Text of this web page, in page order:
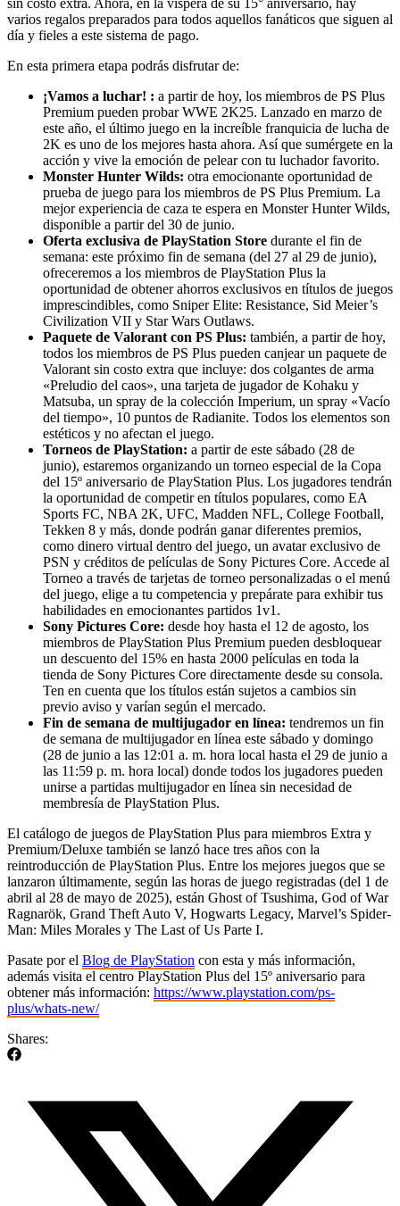
varios regalos preparados para todos aquellos fanáticos que siguen al
día y fieles a este sistema de pago.
En esta primera etapa podrás disfrutar de:
¡Vamos a luchar! : a partir de hoy, los miembros de PS Plus
Premium pueden probar WWE 2K25. Lanzado en marzo de
este año, el último juego en la increíble franquicia de lucha de
2K es uno de los mejores hasta ahora. Así que sumérgete en la
acción y vive la emoción de pelear con tu luchador favorito.
Monster Hunter Wilds: otra emocionante oportunidad de
prueba de juego para los miembros de PS Plus Premium. La
mejor experiencia de caza te espera en Monster Hunter Wilds,
disponible a partir del 30 de junio.
Oferta exclusiva de PlayStation Store durante el fin de
semana: este próximo fin de semana (del 27 al 29 de junio),
ofreceremos a los miembros de PlayStation Plus la
oportunidad de obtener ahorros exclusivos en títulos de juegos
imprescindibles, como Sniper Elite: Resistance, Sid Meier’s
Civilization VII y Star Wars Outlaws.
Paquete de Valorant con PS Plus: también, a partir de hoy,
todos los miembros de PS Plus pueden canjear un paquete de
Valorant sin costo extra que incluye: dos colgantes de arma
«Preludio del caos», una tarjeta de jugador de Kohaku y
Matsuba, un spray de la colección Imperium, un spray «Vacío
del tiempo», 10 puntos de Radianite. Todos los elementos son
estéticos y no afectan el juego.
Torneos de PlayStation: a partir de este sábado (28 de
junio), estaremos organizando un torneo especial de la Copa
del 15º aniversario de PlayStation Plus. Los jugadores tendrán
la oportunidad de competir en títulos populares, como EA
Sports FC, NBA 2K, UFC, Madden NFL, College Football,
Tekken 8 y más, donde podrán ganar diferentes premios,
como dinero virtual dentro del juego, un avatar exclusivo de
PSN y créditos de películas de Sony Pictures Core. Accede al
Torneo a través de tarjetas de torneo personalizadas o el menú
del juego, elige a tu competencia y prepárate para exhibir tus
habilidades en emocionantes partidos 1v1.
Sony Pictures Core: desde hoy hasta el 12 de agosto, los
miembros de PlayStation Plus Premium pueden desbloquear
un descuento del 15% en hasta 2000 películas en toda la
tienda de Sony Pictures Core directamente desde su consola.
Ten en cuenta que los títulos están sujetos a cambios sin
previo aviso y varían según el mercado.
Fin de semana de multijugador en línea: tendremos un fin
de semana de multijugador en línea este sábado y domingo
(28 de junio a las 12:01 a. m. hora local hasta el 29 de junio a
las 11:59 p. m. hora local) donde todos los jugadores pueden
unirse a partidas multijugador en línea sin necesidad de
membresía de PlayStation Plus.
El catálogo de juegos de PlayStation Plus para miembros Extra y
Premium/Deluxe también se lanzó hace tres años con la
reintroducción de PlayStation Plus. Entre los mejores juegos que se
lanzaron últimamente, según las horas de juego registradas (del 1 de
abril al 28 de mayo de 2025), están Ghost of Tsushima, God of War
Ragnarök, Grand Theft Auto V, Hogwarts Legacy, Marvel’s Spider-
Man: Miles Morales y The Last of Us Parte I.
Pasate por el Blog de PlayStation con esta y más información,
además visita el centro PlayStation Plus del 15º aniversario para
obtener más información: https://www.playstation.com/ps-
plus/whats-new/
Shares: